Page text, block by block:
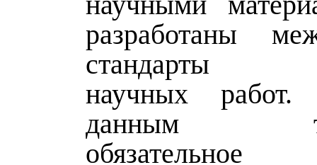
разработаны
стандарты
научных работ.
данным